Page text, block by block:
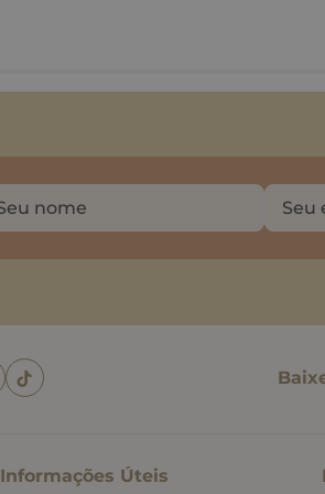
Informações Úteis